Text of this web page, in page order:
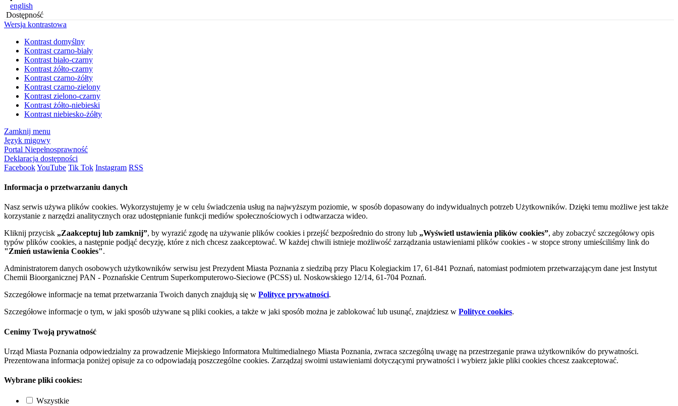
english
Dostępność
Wersja kontrastowa
Kontrast domyślny
Kontrast czarno-biały
Kontrast biało-czarny
Kontrast żółto-czarny
Kontrast czarno-żółty
Kontrast czarno-zielony
Kontrast zielono-czarny
Kontrast żółto-niebieski
Kontrast niebiesko-żółty
Zamknij menu
Język migowy
Portal Niepełnosprawność
Deklaracja dostępności
FacebookYouTube Tik Tok Instagram RSS
Informacja o przetwarzaniu danych
Nasz serwis używa plików cookies. Wykorzystujemy je w celu świadczenia usług na najwyższym poziomie, w sposób dopasowany do indywidualnych potrzeb Użytkowników. Dzięki temu możliwe jest także
korzystanie z narzędzi analitycznych oraz udostępnianie funkcji mediów społecznościowych i odtwarzacza wideo.
Kliknij przycisk „Zaakceptuj lub zamknij”, by wyrazić zgodę na używanie plików cookies i przejść bezpośrednio do strony lub „Wyświetl ustawienia plików cookies”, aby zobaczyć szczegółowy opis
typów plików cookies, a następnie podjąć decyzję, które z nich chcesz zaakceptować. W każdej chwili istnieje możliwość zarządzania ustawieniami plików cookies - w stopce strony umieściliśmy link do
"Zmień ustawienia Cookies".
Administratorem danych osobowych użytkowników serwisu jest Prezydent Miasta Poznania z siedzibą przy Placu Kolegiackim 17, 61-841 Poznań, natomiast podmiotem przetwarzającym dane jest Instytut
Chemii Bioorganicznej PAN - Poznańskie Centrum Superkomputerowo-Sieciowe (PCSS) ul. Noskowskiego 12/14, 61-704 Poznań.
Szczegółowe informacje na temat przetwarzania Twoich danych znajdują się w Polityce prywatności.
Szczegółowe informacje o tym, w jaki sposób używane są pliki cookies, a także w jaki sposób można je zablokować lub usunąć, znajdziesz w Polityce cookies.
Cenimy Twoją prywatność
Urząd Miasta Poznania odpowiedzialny za prowadzenie Miejskiego Informatora Multimedialnego Miasta Poznania, zwraca szczególną uwagę na przestrzeganie prawa użytkowników do prywatności.
Prezentowana informacja poniżej opisuje za co odpowiadają poszczególne cookies. Zarządzaj swoimi ustawieniami dotyczącymi prywatności i wybierz jakie pliki cookies chcesz zaakceptować.
Wybrane pliki cookies:
Wszystkie